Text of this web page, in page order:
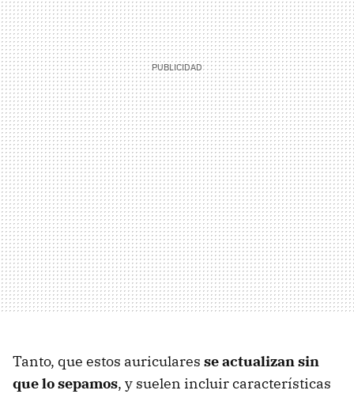
Tanto, que estos auriculares se actualizan sin
que lo sepamos, y suelen incluir características